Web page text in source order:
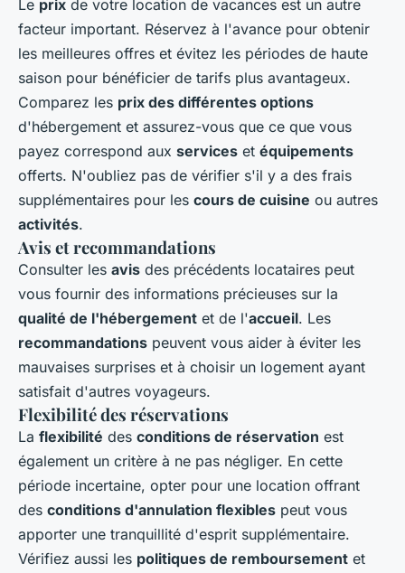
Le prix de votre location de vacances est un autre
facteur important. Réservez à l'avance pour obtenir
les meilleures offres et évitez les périodes de haute
saison pour bénéficier de tarifs plus avantageux.
Comparez les prix des différentes options
d'hébergement et assurez-vous que ce que vous
payez correspond aux services et équipements
offerts. N'oubliez pas de vérifier s'il y a des frais
supplémentaires pour les cours de cuisine ou autres
activités.
Avis et recommandations
Consulter les avis des précédents locataires peut
vous fournir des informations précieuses sur la
qualité de l'hébergement et de l'accueil. Les
recommandations peuvent vous aider à éviter les
mauvaises surprises et à choisir un logement ayant
satisfait d'autres voyageurs.
Flexibilité des réservations
La flexibilité des conditions de réservation est
également un critère à ne pas négliger. En cette
période incertaine, opter pour une location offrant
des conditions d'annulation flexibles peut vous
apporter une tranquillité d'esprit supplémentaire.
Vérifiez aussi les politiques de remboursement et